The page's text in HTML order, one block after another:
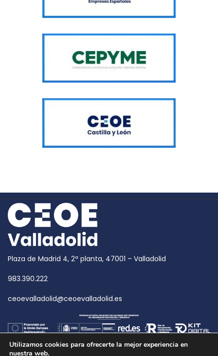
Plaza de Madrid 4, 2ª planta, 47001 – Valladolid
983.390.222
ceoevalladolid@ceoevalladolid.es
Utilizamos cookies para ofrecerte la mejor experiencia en
nuestra web.